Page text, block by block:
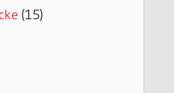
(15)